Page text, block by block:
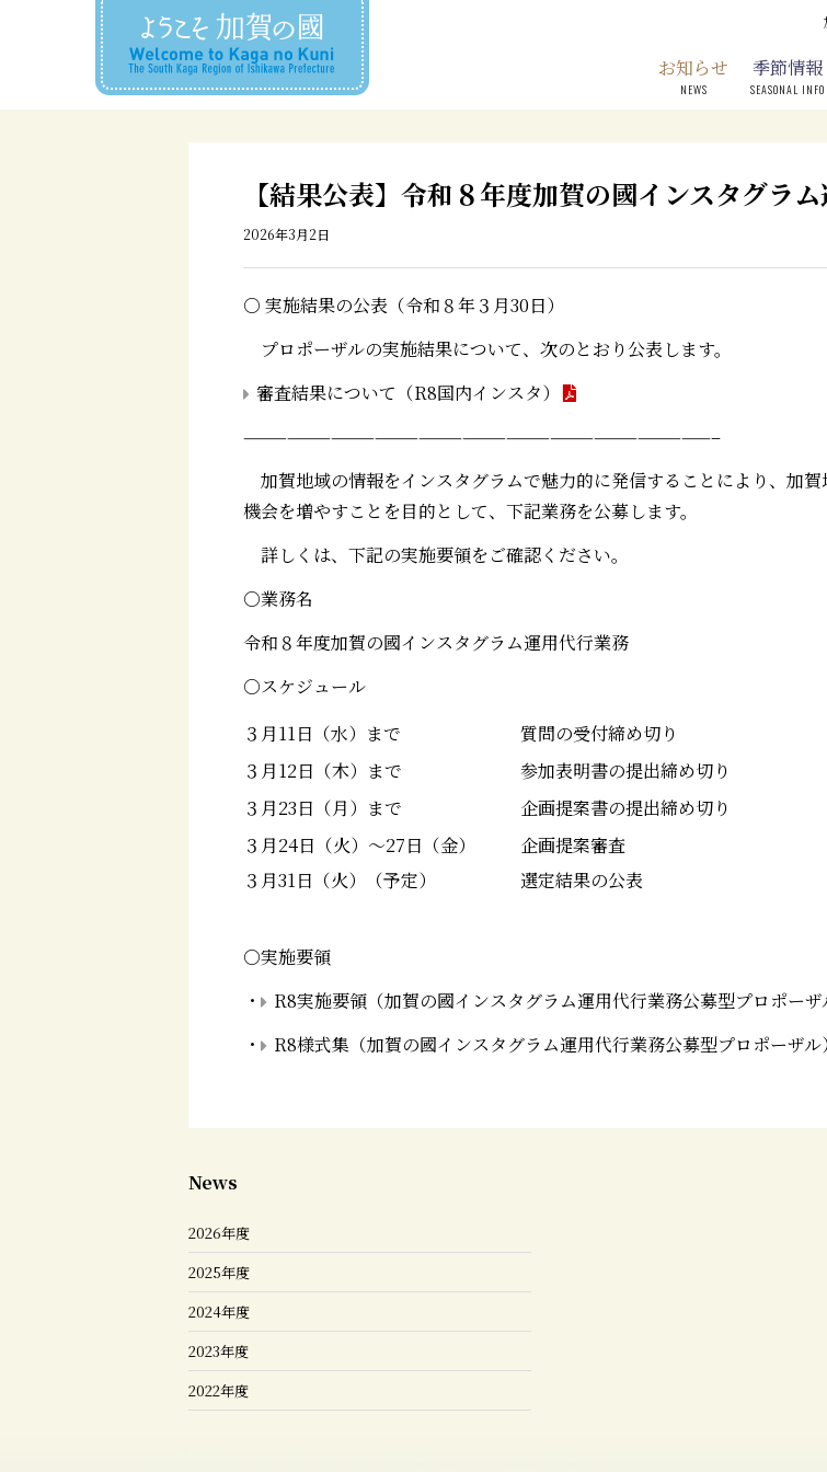
お知らせ
NEWS
季節情報
SEASONAL INFO
【結果公表】令和８年度加賀の國インスタグラ
2026年3月2日
○ 実施結果の公表（令和８年３月30日）
プロポーザルの実施結果について、次のとおり公表します。
審査結果について（R8国内インスタ）
————————————————————————————————–
加賀地域の情報をインスタグラムで魅力的に発信することにより、加
機会を増やすことを目的として、下記業務を公募します。
詳しくは、下記の実施要領をご確認ください。
○業務名
令和８年度加賀の國インスタグラム運用代行業務
○スケジュール
３月11日（水）まで
質問の受付締め切り
３月12日（木）まで
参加表明書の提出締め切り
３月23日（月）まで
企画提案書の提出締め切り
３月24日（火）～27日（金）
企画提案審査
３月31日（火）（予定）
選定結果の公表
○実施要領
・
R8実施要領（加賀の國インスタグラム運用代行業務公募型プロポーザ
・
R8様式集（加賀の國インスタグラム運用代行業務公募型プロポーザル）
News
2026年度
2025年度
2024年度
2023年度
2022年度